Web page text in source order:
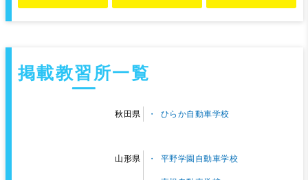
掲載教習所一覧
秋田県 ひらか自動車学校
山形県 平野学園自動車学校